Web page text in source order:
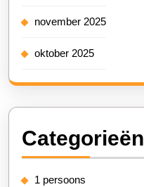
november 2025
oktober 2025
Categorieën
1 persoons